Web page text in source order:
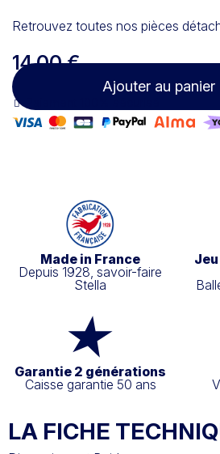
Retrouvez toutes nos pièces
14,00 €
Ajouter au panier
Made in France
Depuis 1928, savoir-faire
Stella
Garantie 2 générations
Caisse garantie 50 ans
LA FICHE